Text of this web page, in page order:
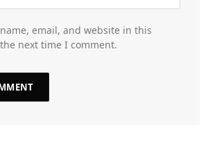
name, email, and website in this
next time I comment.